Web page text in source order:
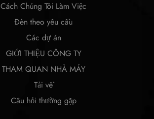
Cách Chúng Tôi Làm Việc
Đèn theo yêu cầu
Các dự án
GIỚI THIỆU CÔNG TY
THAM QUAN NHÀ MÁY
Tải về
Câu hỏi thường gặp